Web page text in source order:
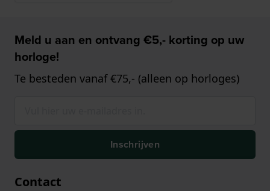
Meld u aan en ontvang €5,- korting op uw
horloge!
Te besteden vanaf €75,- (alleen op horloges)
Inschrijven
Contact